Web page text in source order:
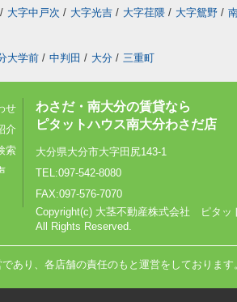
/ 大字中戸次 / 大字光吉 / 大字荏隈 / 大字鴛野 /
大学前 / 中判田 / 大分 / 三重町
せ
介
索
わさだ・南大分の賃貸なら
ピタットハウス南大分わさだ店
大分県大分市大字田尻143-1
TEL:097-542-8080
FAX:097-576-7070
Copyright(c) 大茎不動産株式会社 ピタッ
All Rights Reserved.
あり、各店舗の責任のもと運営をしております。